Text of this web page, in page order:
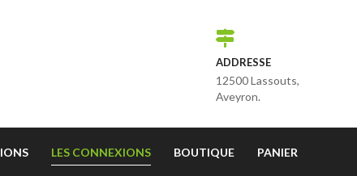
ADDRESSE
12500 Lassouts,
Aveyron.
LES CONNEXIONS BOUTIQUE PANIER